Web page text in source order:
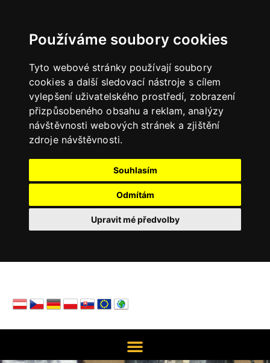
Používáme soubory cookies
Tyto webové stránky používají soubory
cookies a další sledovací nástroje s cílem
vylepšení uživatelského prostředí, zobrazení
přizpůsobeného obsahu a reklam, analýzy
návštěvnosti webových stránek a zjištění
zdroje návštěvnosti.
Souhlasím
Odmítám
Upravit mé předvolby